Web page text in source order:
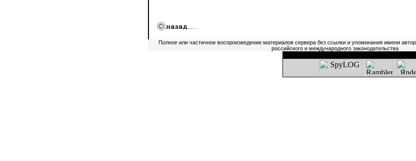
Полное или частичное воспроизведение материалов сервера без ссылки и упоминания имени
российского и международного законодательства